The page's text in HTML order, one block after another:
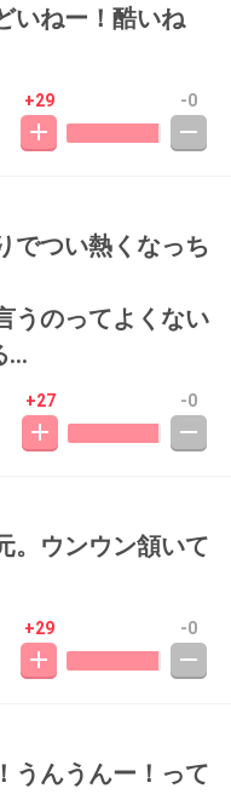
いねー！酷いね
+29 -0
でつい熱くなっち
うのってよくない
…
+27 -0
。ウンウン頷いて
+29 -0
うんうんー！って